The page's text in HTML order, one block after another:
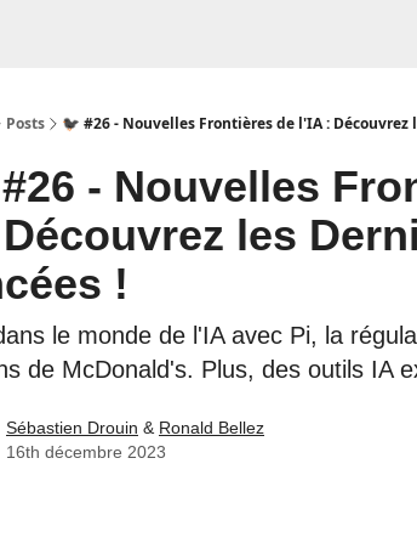
Posts 🐦‍⬛ #26 - Nouvelles Frontières de l'IA :
- Nouvelles
les
!
le monde de l'IA avec Pi, la
de McDonald's. Plus, des outils IA
Sébastien Drouin & Ronald Bellez
16th décembre 2023